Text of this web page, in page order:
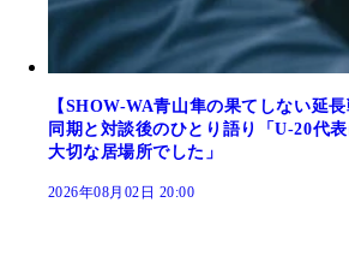
【SHOW-WA青山隼の果てしない延
同期と対談後のひとり語り「U-20代
大切な居場所でした」
2026年08月02日 20:00